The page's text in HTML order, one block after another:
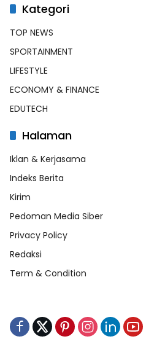
Kategori
TOP NEWS
SPORTAINMENT
LIFESTYLE
ECONOMY & FINANCE
EDUTECH
Halaman
Iklan & Kerjasama
Indeks Berita
Kirim
Pedoman Media Siber
Privacy Policy
Redaksi
Term & Condition